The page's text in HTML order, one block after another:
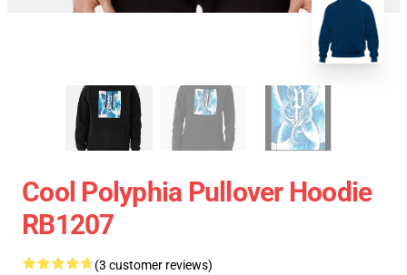
Cool Polyphia Pullover Hoodie
RB1207
(3 customer reviews)